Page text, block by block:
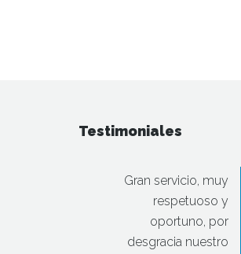
Testimoniales
Gran servicio, muy
respetuoso y
oportuno, por
desgracia nuestro